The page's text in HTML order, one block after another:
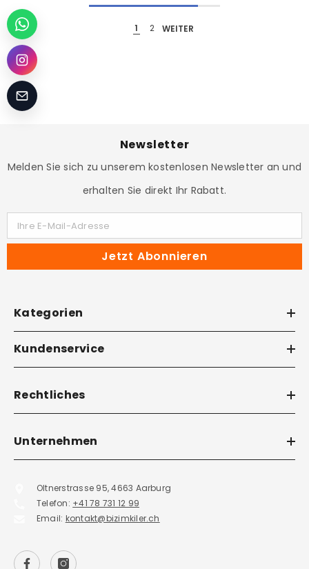
1 2 WEITER
Newsletter
Melden Sie sich zu unserem kostenlosen Newsletter an und
erhalten Sie direkt Ihr Rabatt.
Ihre E-Mail-Adresse
Jetzt Abonnieren
Kategorien
Kundenservice
Rechtliches
Unternehmen
Oltnerstrasse 95, 4663 Aarburg
Telefon: +41 78 731 12 99
Email: kontakt@bizimkiler.ch